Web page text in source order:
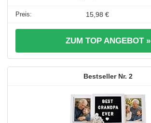
15,98 €
ZUM TOP ANGEBOT »
2